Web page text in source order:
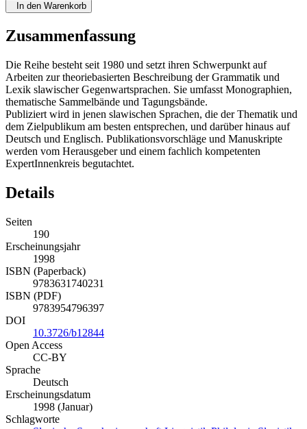
In den Warenkorb
Zusammenfassung
Die Reihe besteht seit 1980 und setzt ihren Schwerpunkt auf
Arbeiten zur theoriebasierten Beschreibung der Grammatik und
Lexik slawischer Gegenwartsprachen. Sie umfasst Monographien,
thematische Sammelbände und Tagungsbände.
Publiziert wird in jenen slawischen Sprachen, die der Thematik und
dem Zielpublikum am besten entsprechen, und darüber hinaus auf
Deutsch und Englisch. Publikationsvorschläge und Manuskripte
werden vom Herausgeber und einem fachlich kompetenten
ExpertInnenkreis begutachtet.
Details
Seiten
190
Erscheinungsjahr
1998
ISBN (Paperback)
9783631740231
ISBN (PDF)
9783954796397
DOI
10.3726/b12844
Open Access
CC-BY
Sprache
Deutsch
Erscheinungsdatum
1998 (Januar)
Schlagworte